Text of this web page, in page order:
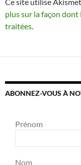
plus sur la façon
traitées.
ABONNEZ-VOUS À
Prénom
Nom